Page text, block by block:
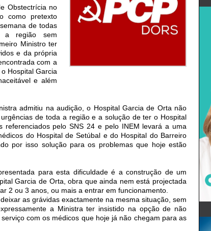
Obstectrícia no
como pretexto
de todas
a região sem
Ministro ter
e da própria
com a
Hospital Garcia
e além
admitiu na audição, o Hospital Garcia de Orta não
de toda a região e a solução de ter o Hospital
pelo SNS 24 e pelo INEM levará a uma
do Hospital de Setúbal e do Hospital do Barreiro
por isso solução para os problemas que hoje estão
para esta dificuldade é a construção de um
Garcia de Orta, obra que ainda nem está projectada
2 ou 3 anos, ou mais a entrar em funcionamento.
as grávidas exactamente na mesma situação, sem
a Ministra ter insistido na opção de não
com os médicos que hoje já não chegam para as